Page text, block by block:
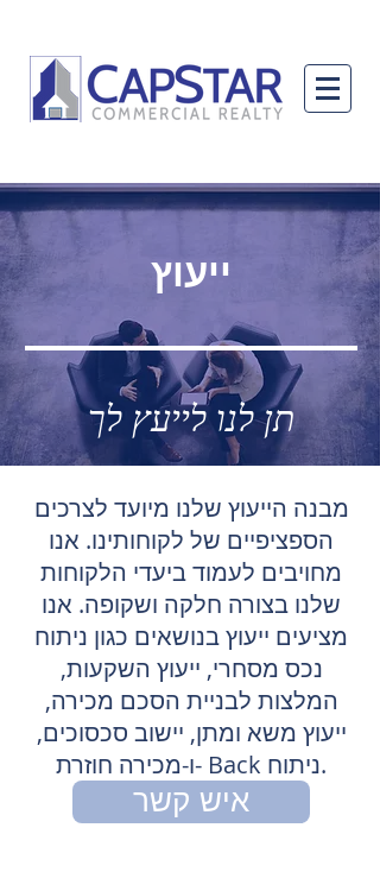
ייעוץ
תן לנו לייעץ לך
מבנה הייעוץ שלנו מיועד לצרכים
הספציפיים של לקוחותינו. אנו
מחויבים לעמוד ביעדי הלקוחות
שלנו בצורה חלקה ושקופה. אנו
מציעים ייעוץ בנושאים כגון ניתוח
נכס מסחרי, ייעוץ השקעות,
המלצות לבניית הסכם מכירה,
ייעוץ משא ומתן, יישוב סכסוכים,
ו-מכירה חוזרת- Back ניתוח.
איש קשר